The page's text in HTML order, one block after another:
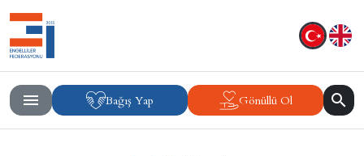
Bağış Yap Gönüllü Ol